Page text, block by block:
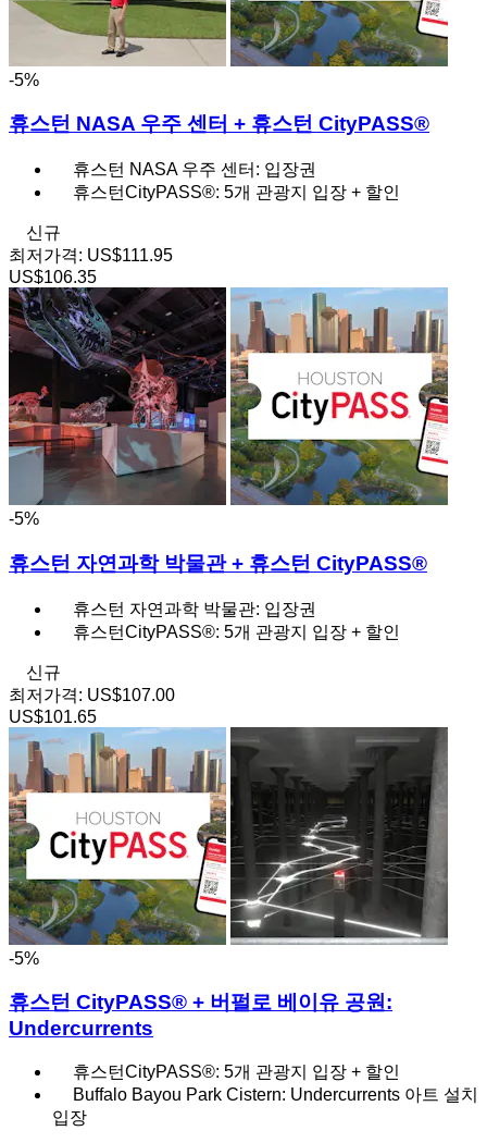
-5%
휴스턴 NASA 우주 센터 + 휴스턴 CityPASS®
휴스턴 NASA 우주 센터: 입장권
휴스턴CityPASS®: 5개 관광지 입장 + 할인
신규
최저가격: US$111.95
US$106.35
-5%
휴스턴 자연과학 박물관 + 휴스턴 CityPASS®
휴스턴 자연과학 박물관: 입장권
휴스턴CityPASS®: 5개 관광지 입장 + 할인
신규
최저가격: US$107.00
US$101.65
-5%
휴스턴 CityPASS® + 버펄로 베이유 공원:
Undercurrents
휴스턴CityPASS®: 5개 관광지 입장 + 할인
Buffalo Bayou Park Cistern: Undercurrents 아트 설치
입장